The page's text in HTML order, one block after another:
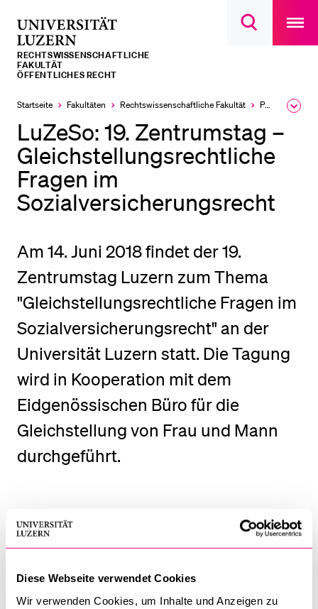
Diese Webseite verwendet Cookies
Wir verwenden Cookies, um Inhalte und Anzeigen zu
Suchdialog
main
RECHTS­­WISSENSCHAFTLICHE
FAKULTÄT
ÖFFENTLICHES RECHT
Startseite Fakultäten Rechtswissenschaftliche Fakultät Professuren
LuZeSo: 19. Zentrumstag –
Gleichstellungsrechtliche
Fragen im
Sozialversicherungsrecht
Am 14. Juni 2018 findet der 19.
Zentrumstag Luzern zum Thema
"Gleichstellungsrechtliche Fragen im
Sozialversicherungsrecht" an der
Universität Luzern statt. Die Tagung
wird in Kooperation mit dem
Eidgenössischen Büro für die
Gleichstellung von Frau und Mann
durchgeführt.
Datum:
14. Juni 2018
Zeit:
09.15 Uhr bis 17.15 Uhr
Die Anmeldungsmöglichkeiten erhalten Sie unter dem
LETZTE SUCHEN
Sie haben noch keine Suche getätigt.
Schulklassen und Lehrpersonen
Studien­interessierte
Studierende
Forschende
Alumni
BELIEBTE INHALTE
Vorlesungsverzeichnis
Bibliothek
Sportangebot
Menuplan Mensa